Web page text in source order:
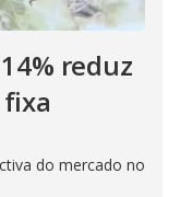
reduz
do mercado no